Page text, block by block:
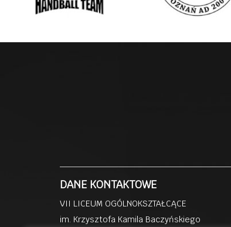
DANE KONTAKTOWE
VII LICEUM OGÓLNOKSZTAŁCĄCE
im. Krzysztofa Kamila Baczyńskiego